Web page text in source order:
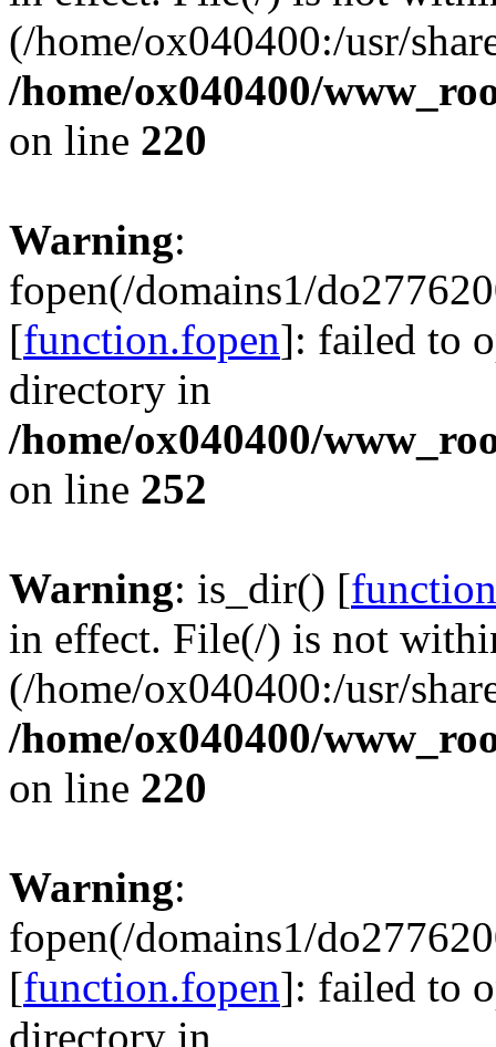
(/home/ox040400:/usr/
/home/ox040400/
on line 220
Warning:
fopen(/domains1/
[function.fopen]: failed to
directory in
/home/ox040400/
on line 252
Warning: is_dir() [
in effect. File(/) is not
(/home/ox040400:/usr/
/home/ox040400/
on line 220
Warning:
fopen(/domains1/
[function.fopen]: failed to
directory in